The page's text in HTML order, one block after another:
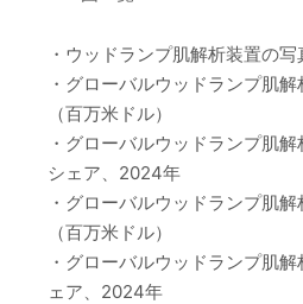
・ウッドランプ肌解析装置の写
・グローバルウッドランプ肌
（百万米ドル）
・グローバルウッドランプ肌
シェア、2024年
・グローバルウッドランプ肌
（百万米ドル）
・グローバルウッドランプ肌
ェア、2024年